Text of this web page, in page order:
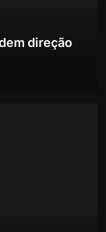
direção